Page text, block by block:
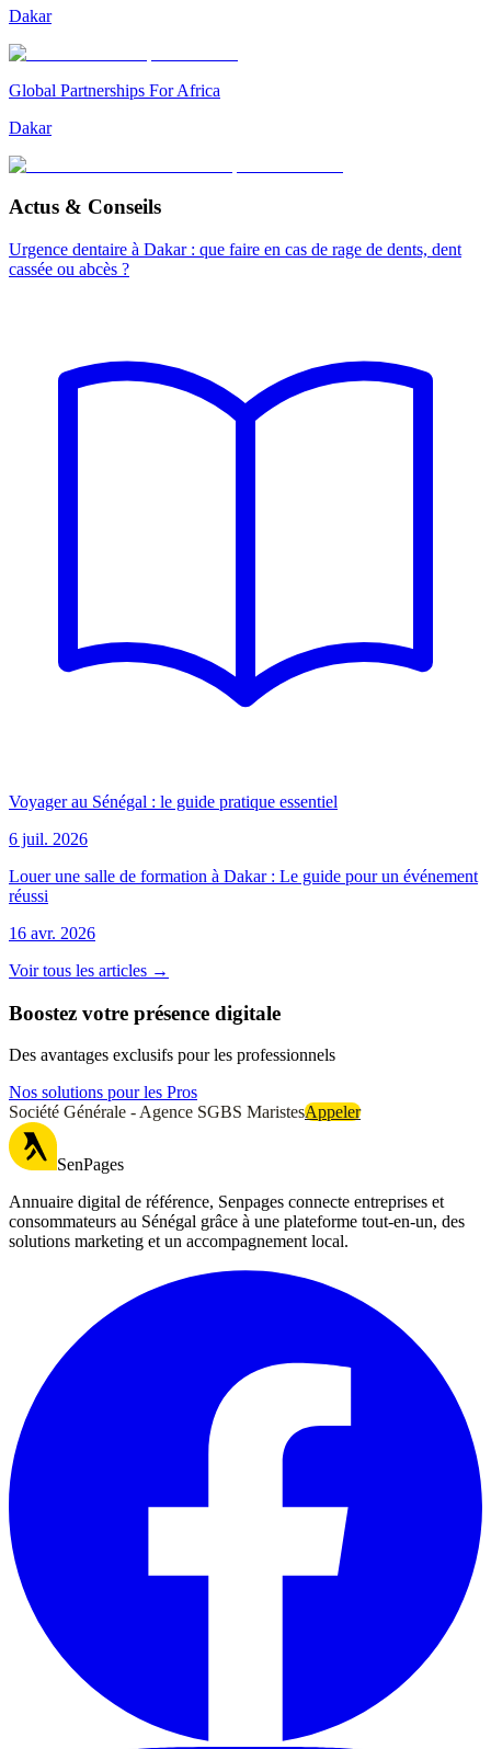
Dakar
Global Partnerships For Africa
Dakar
Actus & Conseils
Urgence dentaire à Dakar : que faire en cas de rage de dents, dent
cassée ou abcès ?
Voyager au Sénégal : le guide pratique essentiel
6 juil. 2026
Louer une salle de formation à Dakar : Le guide pour un événement
réussi
16 avr. 2026
Voir tous les articles →
Boostez votre présence digitale
Des avantages exclusifs pour les professionnels
Nos solutions pour les Pros
Société Générale - Agence SGBS MaristesAppeler
SenPages
Annuaire digital de référence, Senpages connecte entreprises et
consommateurs au Sénégal grâce à une plateforme tout-en-un, des
solutions marketing et un accompagnement local.